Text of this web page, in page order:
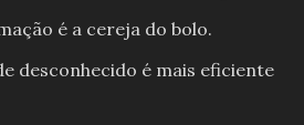
é a cereja do bolo.
desconhecido é mais eficiente